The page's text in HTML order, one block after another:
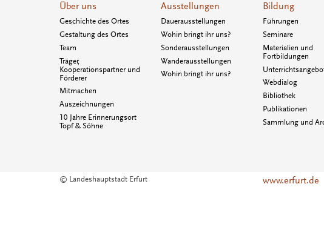
Über uns
Geschichte des Ortes
Gestaltung des Ortes
Team
Träger,
Kooperationspartner und
Förderer
Mitmachen
Auszeichnungen
10 Jahre Erinnerungsort
Topf & Söhne
Ausstellungen
Dauerausstellungen
Wohin bringt ihr uns?
Sonderausstellungen
Wanderausstellungen
Wohin bringt ihr uns?
Bildung
Führungen
Seminare
Materialien und
Fortbildungen
Webdialog
Bibliothek
Publikationen
Sammlung und
© Landeshauptstadt Erfurt www.erfurt.de